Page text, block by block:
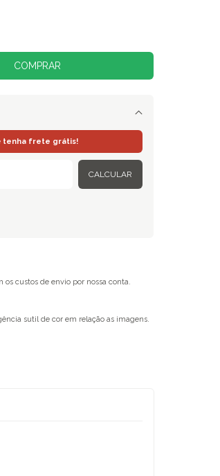
Alterar CEP
tenha frete grátis!
CALCULAR
os custos de envio por nossa conta.
sutil de cor em relação as imagens.